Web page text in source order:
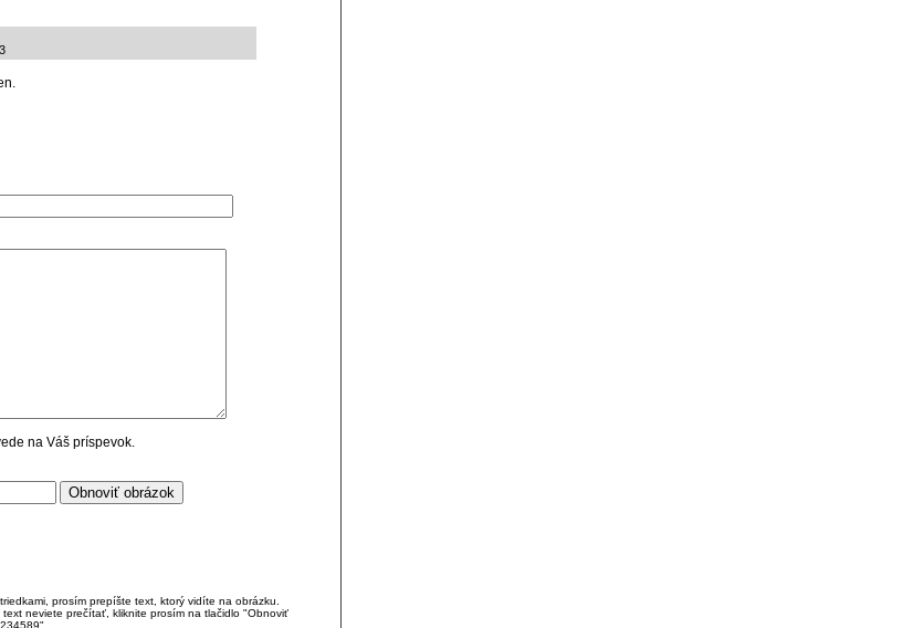
na Váš príspevok.
prosím prepíšte text, ktorý vidíte na obrázku.
neviete prečítať, kliknite prosím na tlačidlo "Obnoviť